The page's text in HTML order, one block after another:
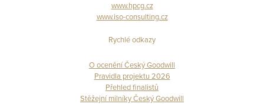
www.hpcg.cz
www.iso-consulting.cz
Rychlé odkazy
O ocenění Český Goodwill
Pravidla projektu 2026
Přehled finalistů
Stěžejní milníky Český Goodwill